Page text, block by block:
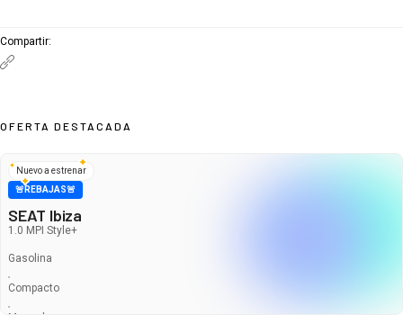
Compartir:
OFERTA DESTACADA
Nuevo a estrenar
🚨REBAJAS🚨
SEAT Ibiza
1.0 MPI Style+
Gasolina
Compacto
Manual